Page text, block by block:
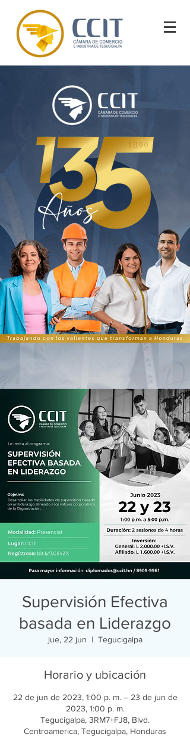
Supervisión Efectiva
basada en Liderazgo
jue, 22 jun
  |
Tegucigalpa
Horario y ubicación
22 de jun de 2023, 1:00 p. m. – 23 de jun de
2023, 1:00 p. m.
Tegucigalpa, 3RM7+FJ8, Blvd.
Centroamerica, Tegucigalpa, Honduras